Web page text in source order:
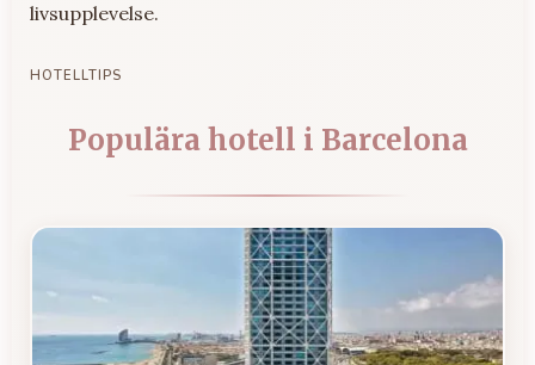
livsupplevelse.
HOTELLTIPS
Populära hotell i Barcelona